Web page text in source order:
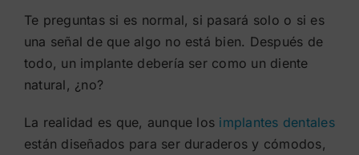
Te preguntas si es normal, si pasará solo o si es
una señal de que algo no está bien. Después de
todo, un implante debería ser como un diente
natural, ¿no?
La realidad es que, aunque los implantes dentales
están diseñados para ser duraderos y cómodos,